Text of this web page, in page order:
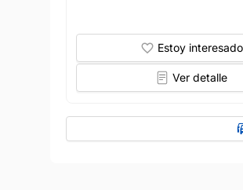
Estoy interesado
Ver detalle